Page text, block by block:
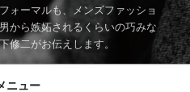
ォーマルも、メンズファッショ
から嫉妬されるくらいの巧みな
修二がお伝えします。
ニュー